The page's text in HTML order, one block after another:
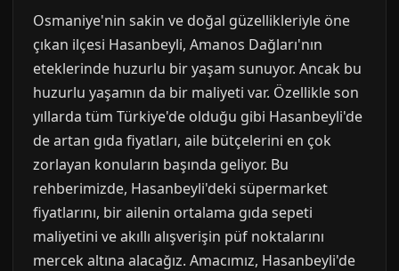
Osmaniye'nin sakin ve doğal güzellikleriyle öne
çıkan ilçesi Hasanbeyli, Amanos Dağları'nın
eteklerinde huzurlu bir yaşam sunuyor. Ancak bu
huzurlu yaşamın da bir maliyeti var. Özellikle son
yıllarda tüm Türkiye'de olduğu gibi Hasanbeyli'de
de artan gıda fiyatları, aile bütçelerini en çok
zorlayan konuların başında geliyor. Bu
rehberimizde, Hasanbeyli'deki süpermarket
fiyatlarını, bir ailenin ortalama gıda sepeti
maliyetini ve akıllı alışverişin püf noktalarını
mercek altına alacağız. Amacımız, Hasanbeyli'de